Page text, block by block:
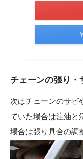
チェーンの張り・
次はチェーンのサビ
ていた場合は注油と
場合は張り具合の調